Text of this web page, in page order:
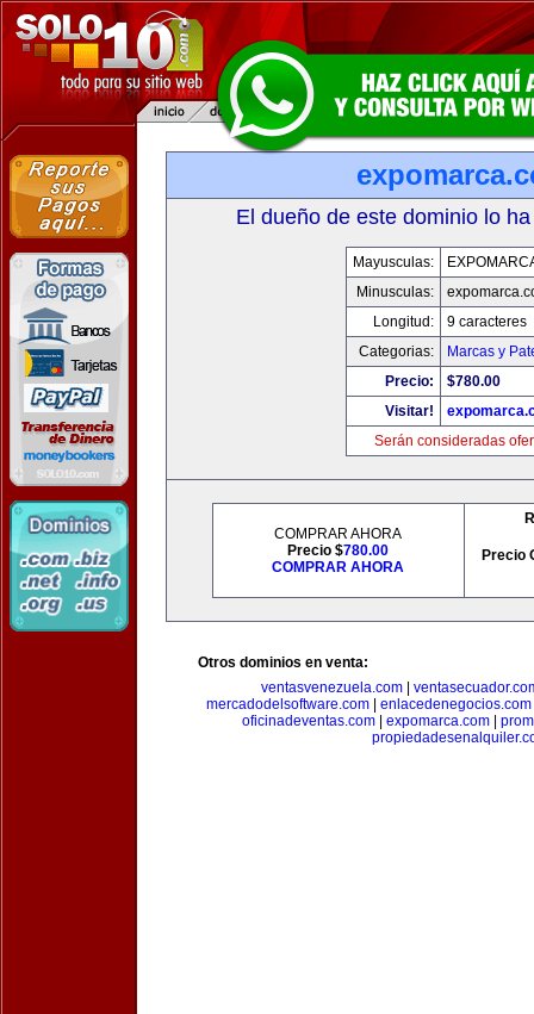
El dueño de este dominio lo
Mayusculas:
Minusculas:
Longitud:
9 caracteres
Categorias:
Marcas y
Precio:
$780.00
Visitar!
Serán consideradas
COMPRAR AHORA
Precio $780.00
COMPRAR AHORA
Precio
Otros dominios en venta:
ventasvenezuela.com|
mercadodelsoftware.com
enlacedenegocios.com
oficinadeventas.com
expomarca.com